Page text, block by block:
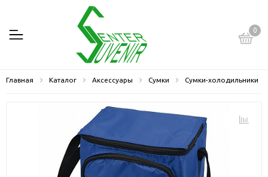
0
Главная Каталог Аксессуары Сумки Сумки-холодильники